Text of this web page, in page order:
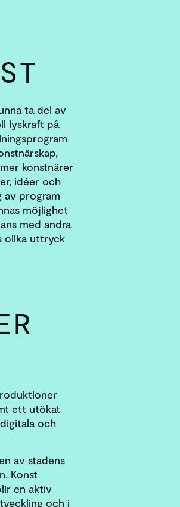
ta del av
lyskraft på
konstnärer
idéer och
av program
möjlighet
med andra
olika uttryck
ett utökat
och
av stadens
Konst
en aktiv
och i